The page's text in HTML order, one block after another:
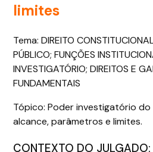
limites
Tema: DIREITO
PÚBLICO; FUNÇÕES
INVESTIGATÓRIO; DIREITOS E
FUNDAMENTAIS
Tópico: Poder investigatório do
alcance, parâmetros e limites.
CONTEXTO DO JULGADO: